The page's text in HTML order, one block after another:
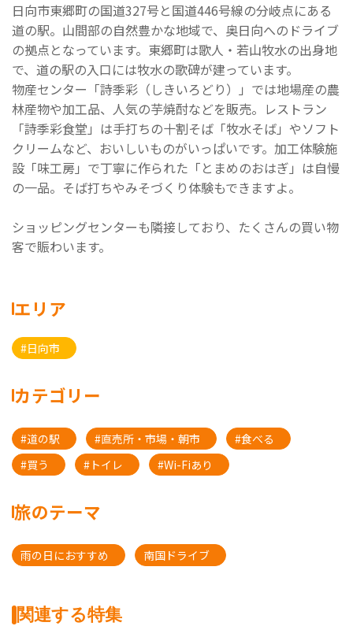
日向市東郷町の国道327号と国道446号線の分岐点にある
道の駅。山間部の自然豊かな地域で、奥日向へのドライブ
の拠点となっています。東郷町は歌人・若山牧水の出身地
で、道の駅の入口には牧水の歌碑が建っています。
物産センター「詩季彩（しきいろどり）」では地場産の農
林産物や加工品、人気の芋焼酎などを販売。レストラン
「詩季彩食堂」は手打ちの十割そば「牧水そば」やソフト
クリームなど、おいしいものがいっぱいです。加工体験施
設「味工房」で丁寧に作られた「とまめのおはぎ」は自慢
の一品。そば打ちやみそづくり体験もできますよ。
ショッピングセンターも隣接しており、たくさんの買い物
客で賑わいます。
エリア
#日向市
カテゴリー
#道の駅 #直売所・市場・朝市
#食べる
#買う
#トイレ #Wi-Fiあり
旅のテーマ
雨の日におすすめ 南国ドライブ
関連する特集